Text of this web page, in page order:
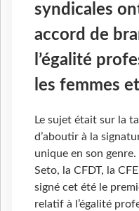
syndicales
accord de
l’égalité
les femmes
Le sujet était sur la
d’aboutir à la
unique en son
Seto, la CFDT, la
signé cet été le
relatif à l’égalité